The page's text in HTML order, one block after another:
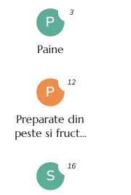
P
Paine
3
P
Preparate din
peste si fructe
12
S
16